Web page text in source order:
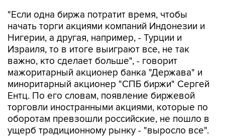
"Если одна биржа потратит время, чтобы
начать торги акциями компаний Индонезии и
Нигерии, а другая, например, - Турции и
Израиля, то в итоге выиграют все, не так
важно, кто сделает больше", - говорит
мажоритарный акционер банка "Держава" и
миноритарный акционер "СПБ биржи" Сергей
Ентц. По его словам, появление биржевой
торговли иностранными акциями, которые по
оборотам превзошли российские, не пошло в
ущерб традиционному рынку - "выросло все".